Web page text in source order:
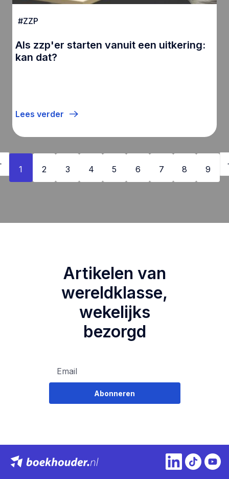
#ZZP
Als zzp'er starten vanuit een uitkering:
kan dat?
Lees verder
1 2 3 4 5 6 7 8 9
Artikelen van
wereldklasse,
wekelijks
bezorgd
Abonneren